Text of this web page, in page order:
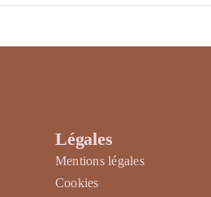
Légales
Mentions légales
Cookies